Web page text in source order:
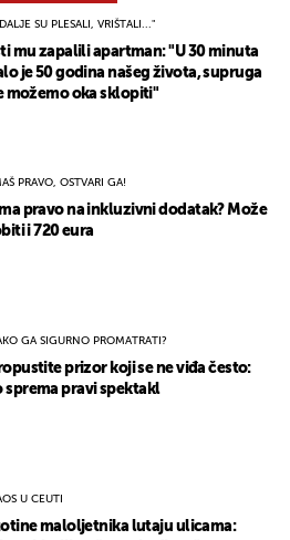
SU PLESALI, VRIŠTALI..."
mu zapalili apartman: "U 30 minuta
je 50 godina našeg života, supruga
možemo oka sklopiti"
PRAVO, OSTVARI GA!
pravo na inkluzivni dodatak? Može
i 720 eura
GA SIGURNO PROMATRATI?
prizor koji se ne viđa često:
sprema pravi spektakl
U CEUTI
maloljetnika lutaju ulicama:
NOTIFIKACIJE